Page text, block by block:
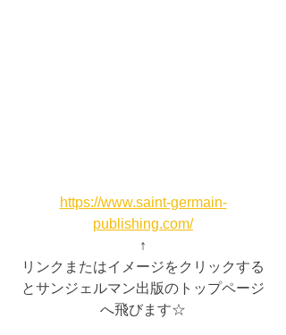
https://www.saint-germain-
publishing.com/
↑
リンクまたはイメージをクリックする
とサンジェルマン出版のトップページ
へ飛びます☆